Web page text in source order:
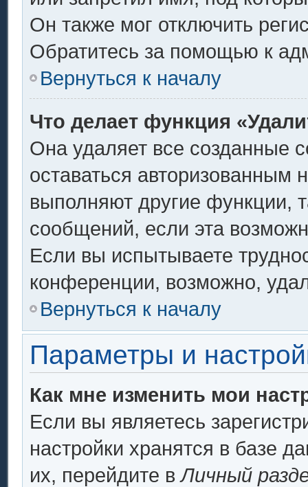
Он также мог отключить
Обратитесь за помощью к
Вернуться к началу
Что делает функция
Она удаляет все созданные
оставаться авторизованным
выполняют другие функции,
сообщений, если эта
Если вы испытываете
конференции, возможно,
Вернуться к началу
Параметры и
Как мне изменить мои
Если вы являетесь
настройки хранятся в базе
их, перейдите вЛичный